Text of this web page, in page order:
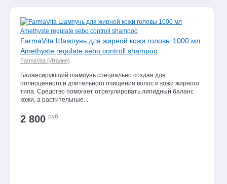
FarmaVita Шампунь для жирной кожи головы 1000 мл
Amethyste regulate sebo controll shampoo
FarmaVita (Италия)
Балансирующий шампунь специально создан для
полноценного и длительного очищения волос и кожи жирного
типа. Средство помогает отрегулировать липидный баланс
кожи, а растительные...
2 800 руб.